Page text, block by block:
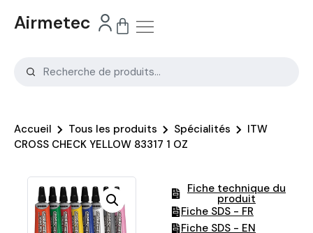
Airmetec
Accueil Tous les produits Spécialités
ITW
CROSS CHECK YELLOW 83317 1 OZ
Fiche technique du
produit
Fiche SDS - FR
Fiche SDS - EN